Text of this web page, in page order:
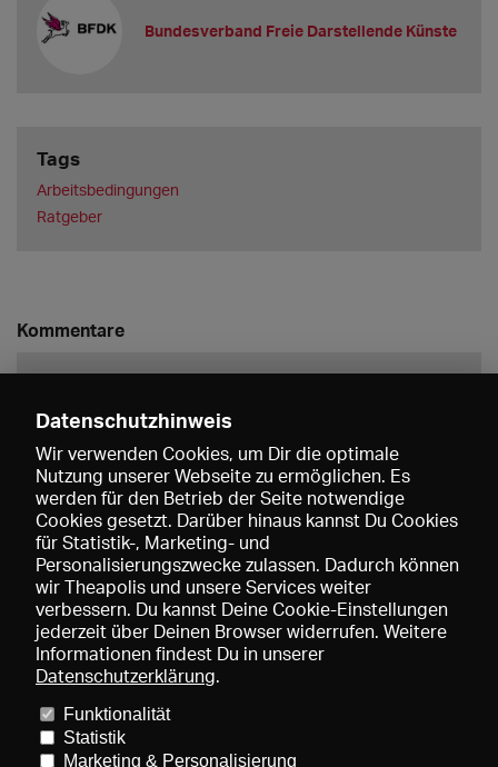
Bundesverband Freie Darstellende Künste
Tags
Arbeitsbedingungen
Ratgeber
Kommentare
Speichern
Preise und Mitgliedschaften
Mediadaten
Über uns Impressum
Datenschutzhinweis
Wir verwenden Cookies, um Dir die optimale
Nutzung unserer Webseite zu ermöglichen. Es
werden für den Betrieb der Seite notwendige
Cookies gesetzt. Darüber hinaus kannst Du Cookies
für Statistik-, Marketing- und
Personalisierungszwecke zulassen. Dadurch können
wir Theapolis und unsere Services weiter
verbessern. Du kannst Deine Cookie-Einstellungen
jederzeit über Deinen Browser widerrufen. Weitere
Informationen findest Du in unserer
Datenschutzerklärung.
Funktionalität
Statistik
Marketing & Personalisierung